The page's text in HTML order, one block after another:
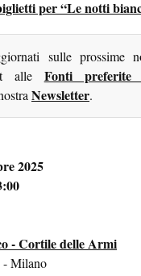
per “Le notti
sulle prossime
alle Fonti preferite
Newsletter.
2025
- Cortile delle Armi
- Milano